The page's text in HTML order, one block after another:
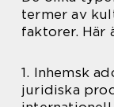
termer av
faktorer. Här
1. Inhemsk
juridiska